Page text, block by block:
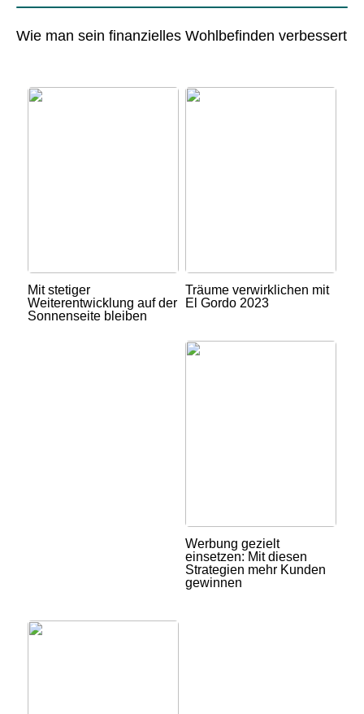
Wie man sein finanzielles Wohlbefinden verbessert
Mit stetiger
Weiterentwicklung auf der
Sonnenseite bleiben
Träume verwirklichen mit
El Gordo 2023
Werbung gezielt
einsetzen: Mit diesen
Strategien mehr Kunden
gewinnen